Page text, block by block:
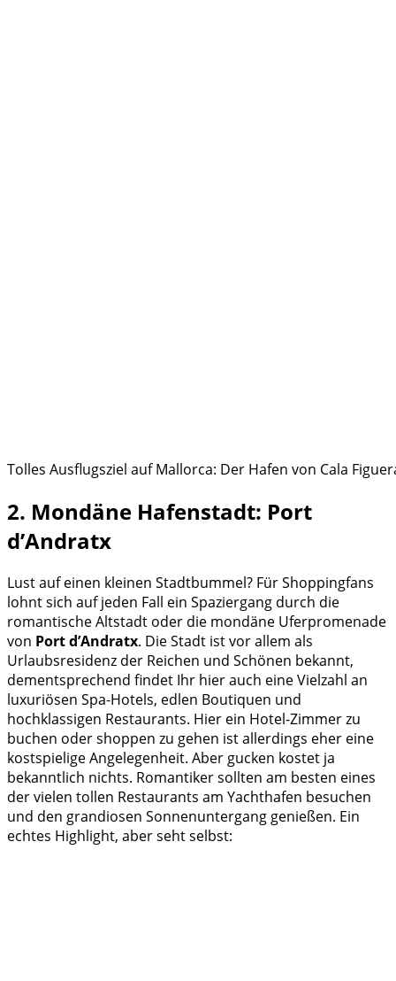
Tolles Ausflugsziel auf Mallorca: Der Hafen von Cala
2. Mondäne Hafenstadt: Port
d’Andratx
Lust auf einen kleinen Stadtbummel? Für Shoppingfans
lohnt sich auf jeden Fall ein Spaziergang durch die
romantische Altstadt oder die mondäne Uferpromenade
von Port d’Andratx. Die Stadt ist vor allem als
Urlaubsresidenz der Reichen und Schönen bekannt,
dementsprechend findet Ihr hier auch eine Vielzahl an
luxuriösen Spa-Hotels, edlen Boutiquen und
hochklassigen Restaurants. Hier ein Hotel-Zimmer zu
buchen oder shoppen zu gehen ist allerdings eher eine
kostspielige Angelegenheit. Aber gucken kostet ja
bekanntlich nichts. Romantiker sollten am besten eines
der vielen tollen Restaurants am Yachthafen besuchen
und den grandiosen Sonnenuntergang genießen. Ein
echtes Highlight, aber seht selbst: